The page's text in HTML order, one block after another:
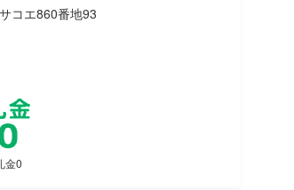
コエ860番地93
金0